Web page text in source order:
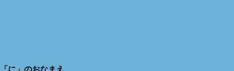
「に」のおなまえ